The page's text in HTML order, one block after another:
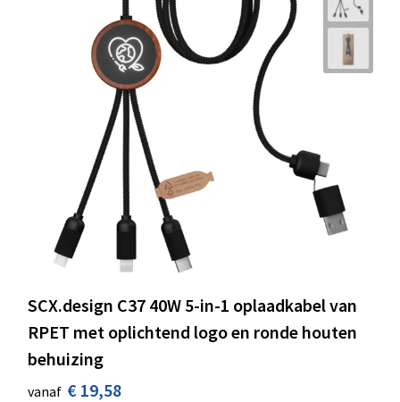
SCX.design C37 40W 5-in-1 oplaadkabel van
RPET met oplichtend logo en ronde houten
behuizing
vanaf € 19,58